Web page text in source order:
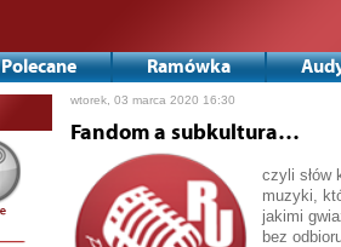
Polecane Ramówka
wtorek, 03 marca 2020 16:30
Fandom a subkultura…
czyli słów
muzyki,
jakimi
bez